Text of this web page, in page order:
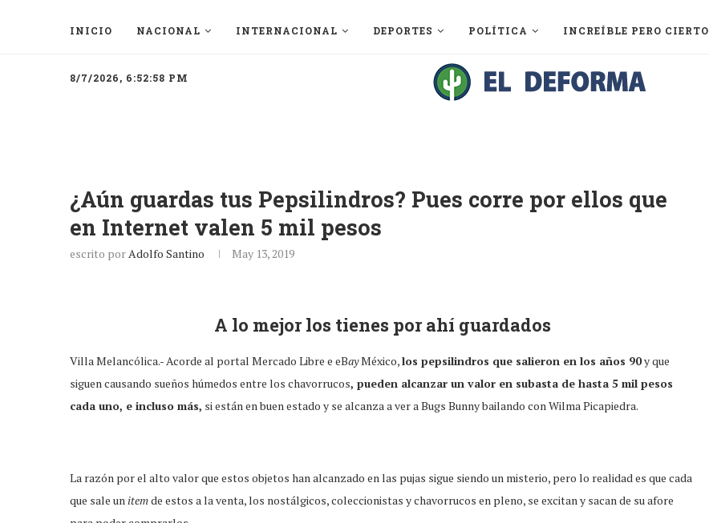
INICIO NACIONAL INTERNACIONAL DEPORTES POLÍTICA INCREÍBLE PERO CIERTO
8/7/2026, 6:52:58 PM
¿Aún guardas tus Pepsilindros? Pues corre por ellos que
en Internet valen 5 mil pesos
escrito porAdolfo Santino May 13, 2019
A lo mejor los tienes por ahí guardados
Villa Melancólica.- Acorde al portal Mercado Libre e eBayMéxico,los pepsilindros que salieron en los años 90y que
siguen causando sueños húmedos entre los chavorrucos, pueden alcanzar un valor en subasta de hasta 5 mil pesos
cada uno, e incluso más, si están en buen estado y se alcanza a ver a Bugs Bunny bailando con Wilma Picapiedra.
La razón por el alto valor que estos objetos han alcanzado en las pujas sigue siendo un misterio, pero lo realidad es que cada
que sale unitemde estos a la venta, los nostálgicos, coleccionistas y chavorrucos en pleno, se excitan y sacan de su afore